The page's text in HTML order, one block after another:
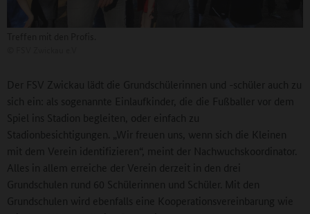
Der FSV Zwickau lädt die Grundschülerinnen und -schüler auch zu
sich ein: als sogenannte Einlaufkinder, die die Fußballer vor dem
Spiel ins Stadion begleiten, oder einfach zu
Stadionbesichtigungen. „Wir freuen uns, wenn sich die Kleinen
mit dem Verein identifizieren“, meint der Nachwuchskoordinator.
Alles in allem erreiche der Verein derzeit in den drei
Grundschulen rund 60 Schülerinnen und Schüler. Mit den
Grundschulen wird ebenfalls eine Kooperationsvereinbarung wie